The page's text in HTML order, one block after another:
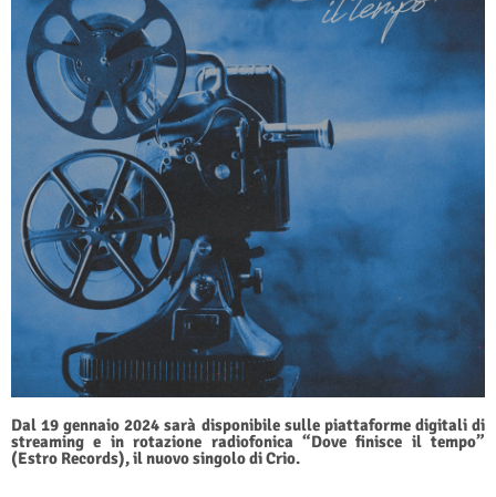
Dal 19 gennaio 2024 sarà disponibile sulle piattaforme digitali di
streaming e in rotazione radiofonica “Dove finisce il tempo”
(Estro Records), il nuovo singolo di Crio.